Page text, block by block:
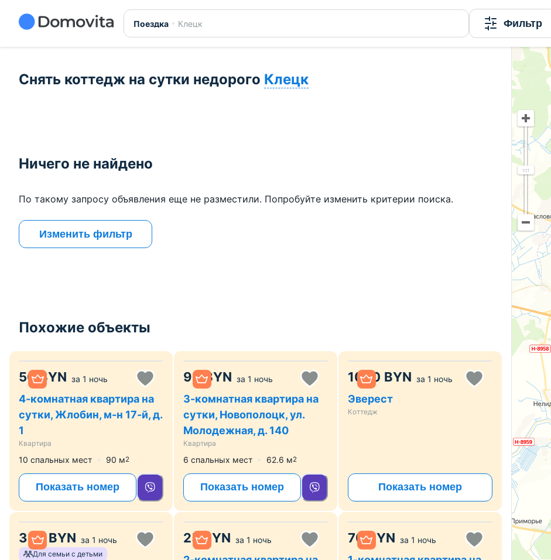
Поездка Клецк Фильтр
Снять коттедж на сутки недорого Клецк
Ничего не найдено
По такому запросу объявления еще не разместили. Попробуйте изменить критерии поиска.
Изменить фильтр
Похожие объекты
50 BYN за 1 ночь
4-комнатная квартира на
сутки, Жлобин, м-н 17-й, д.
1
Квартира
10 спальных мест 90 м2
Показать номер
90 BYN за 1 ночь
3-комнатная квартира на
сутки, Новополоцк, ул.
Молодежная, д. 140
Квартира
6 спальных мест 62.6 м2
Показать номер
1000 BYN за 1 ночь
Эверест
Коттедж
Показать номер
330 BYN за 1 ночь
Для семьи с детьми
25 BYN за 1 ночь 70 BYN за 1 ночь